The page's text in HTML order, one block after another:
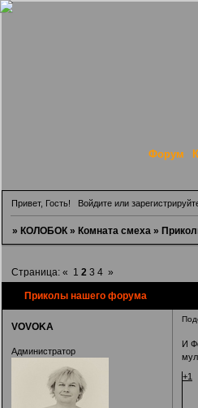
Форум
Привет, Гость! Войдитеили
»КОЛОБОК »Комната смеха »
Приколы нашего форума
Страница:« 1 2 3 4 »
VOVOKA
Администратор
И
+1